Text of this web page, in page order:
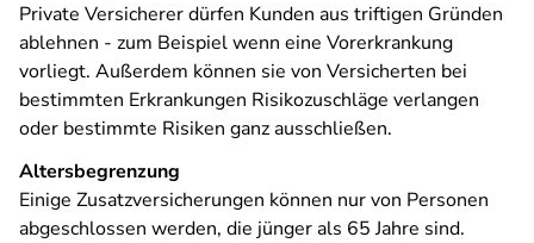
Private Versicherer dürfen Kunden aus triftigen Gründen
ablehnen - zum Beispiel wenn eine Vorerkrankung
vorliegt. Außerdem können sie von Versicherten bei
bestimmten Erkrankungen Risikozuschläge verlangen
oder bestimmte Risiken ganz ausschließen.
Altersbegrenzung
Einige Zusatzversicherungen können nur von Personen
abgeschlossen werden, die jünger als 65 Jahre sind.